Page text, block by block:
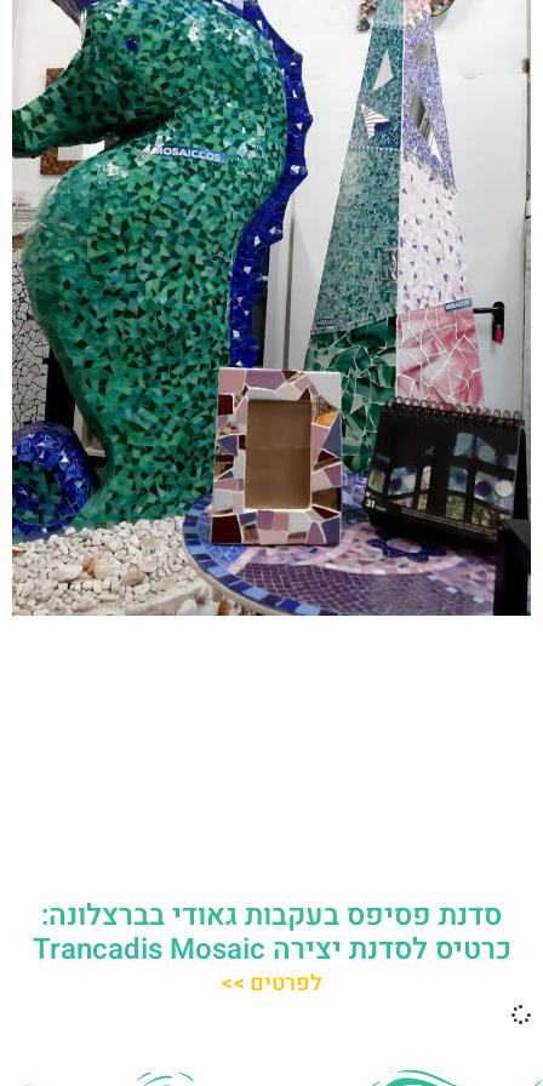
סדנת פסיפס בעקבות גאודי בברצלונה:
כרטיס לסדנת יצירה Trancadis Mosaic
לפרטים >>